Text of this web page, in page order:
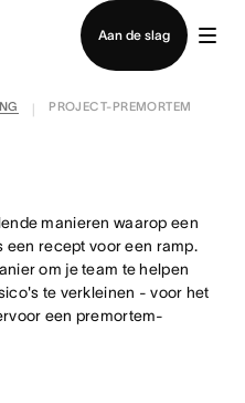
Aan de slag
met verkoop
PROJECT-PREMORTEM
manieren waarop een
een recept voor een ramp.
om je team te helpen
te verkleinen - voor het
een premortem-